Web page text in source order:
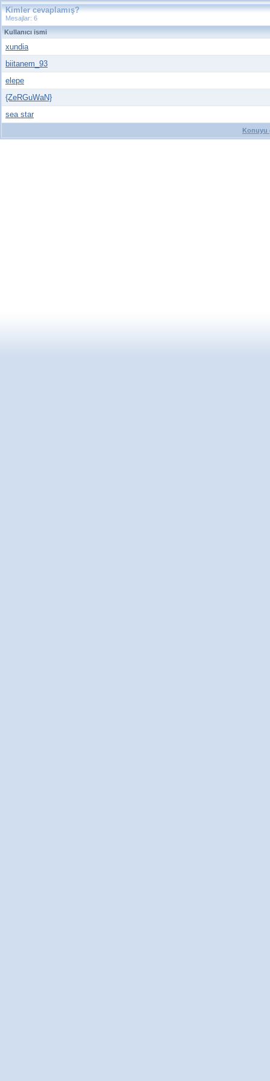
Kimler cevaplamış?
Mesajlar: 6
Kullanıcı ismi
xundia
biitanem_93
elepe
{ZeRGuWaN}
sea star
Konuyu